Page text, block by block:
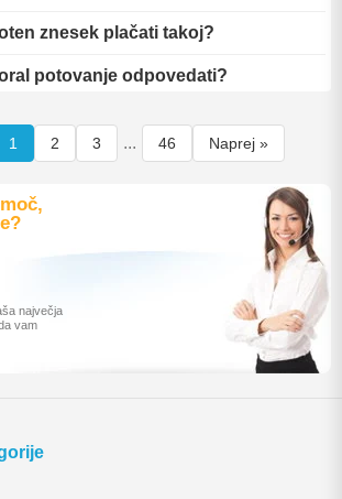
največja
vam
znesek plačati takoj?
potovanje odpovedati?
1 2 3 ... 46 Naprej »